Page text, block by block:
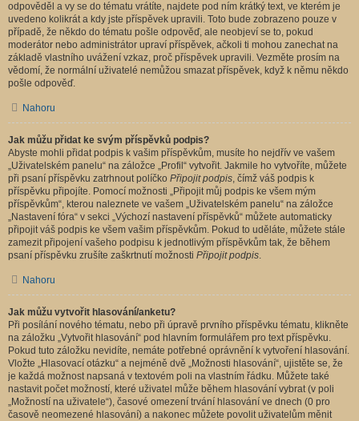
odpověděl a vy se do tématu vrátíte, najdete pod ním krátký text, ve kterém je
uvedeno kolikrát a kdy jste příspěvek upravili. Toto bude zobrazeno pouze v
případě, že někdo do tématu pošle odpověď, ale neobjeví se to, pokud
moderátor nebo administrátor upraví příspěvek, ačkoli ti mohou zanechat na
základě vlastního uvážení vzkaz, proč příspěvek upravili. Vezměte prosím na
vědomí, že normální uživatelé nemůžou smazat příspěvek, když k němu někdo
pošle odpověď.
Nahoru
Jak můžu přidat ke svým příspěvků podpis?
Abyste mohli přidat podpis k vašim příspěvkům, musíte ho nejdřív ve vašem
„Uživatelském panelu“ na záložce „Profil“ vytvořit. Jakmile ho vytvoříte, můžete
při psaní příspěvku zatrhnout políčko Připojit podpis, čímž váš podpis k
příspěvku připojíte. Pomocí možnosti „Připojit můj podpis ke všem mým
příspěvkům“, kterou naleznete ve vašem „Uživatelském panelu“ na záložce
„Nastavení fóra“ v sekci „Výchozí nastavení příspěvků“ můžete automaticky
připojit váš podpis ke všem vašim příspěvkům. Pokud to uděláte, můžete stále
zamezit připojení vašeho podpisu k jednotlivým příspěvkům tak, že během
psaní příspěvku zrušíte zaškrtnutí možnosti Připojit podpis.
Nahoru
Jak můžu vytvořit hlasování/anketu?
Při posílání nového tématu, nebo při úpravě prvního příspěvku tématu, klikněte
na záložku „Vytvořit hlasování“ pod hlavním formulářem pro text příspěvku.
Pokud tuto záložku nevidíte, nemáte potřebné oprávnění k vytvoření hlasování.
Vložte „Hlasovací otázku“ a nejméně dvě „Možnosti hlasování“, ujistěte se, že
je každá možnost napsaná v textovém poli na vlastním řádku. Můžete také
nastavit počet možností, které uživatel může během hlasování vybrat (v poli
„Možností na uživatele“), časové omezení trvání hlasování ve dnech (0 pro
časově neomezené hlasování) a nakonec můžete povolit uživatelům měnit